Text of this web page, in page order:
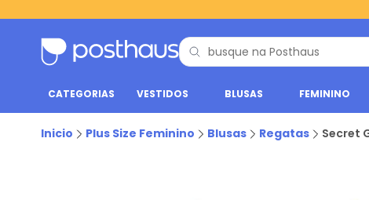
CATEGORIAS VESTIDOS BLUSAS FEMININO
Inicio Plus Size Feminino Blusas Regatas Secret